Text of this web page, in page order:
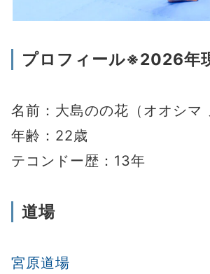
プロフィール※2026年
名前：大島のの花（オオシマ
年齢：22歳
テコンドー歴：13年
道場
宮原道場